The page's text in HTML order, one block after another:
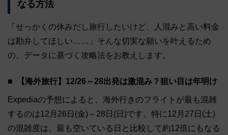
なる方法
「せっかくの休みだし旅行したいけど、人混みと高い料金
は勘弁してほしい……」そんな切実な願いを叶えるため
の、データに基づく攻略法をお教えします。
【海外旅行】12/26～28出発は激混み？狙い目は年明け
Expediaの予想によると、海外行きのフライトが最も混雑
するのは12月26日(金)～28日(日)です。特に12月27日(土)
の混雑度は、最も空いている日と比較して約12倍にもなる